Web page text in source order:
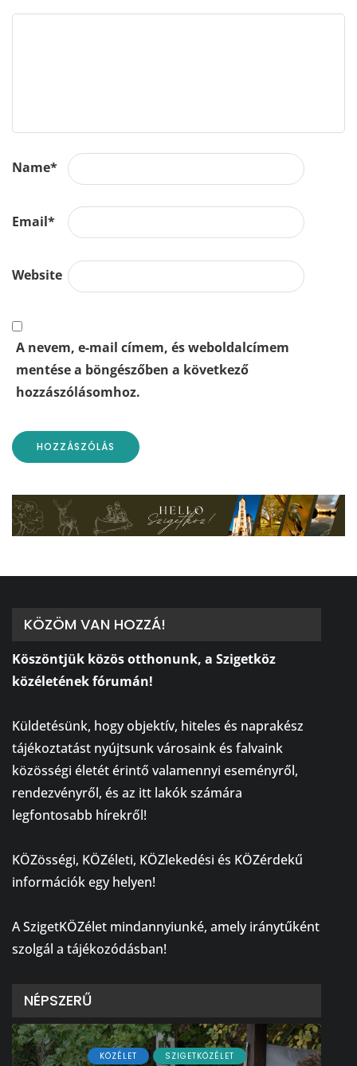
Name*
Email*
Website
A nevem, e-mail címem, és weboldalcímem
mentése a böngészőben a következő
hozzászólásomhoz.
KÖZÖM VAN HOZZÁ!
Köszöntjük közös otthonunk, a Szigetköz
közéletének fórumán!
Küldetésünk, hogy objektív, hiteles és naprakész
tájékoztatást nyújtsunk városaink és falvaink
közösségi életét érintő valamennyi eseményről,
rendezvényről, és az itt lakók számára
legfontosabb hírekről!
KÖZösségi, KÖZéleti, KÖZlekedési és KÖZérdekű
információk egy helyen!
A SzigetKÖZélet mindannyiunké, amely iránytűként
szolgál a tájékozódásban!
NÉPSZERŰ
KÖZÉLET SZIGETKÖZÉLET